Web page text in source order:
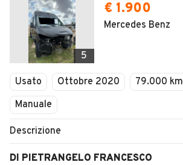
5
€ 1.900
Mercedes Benz
Usato Ottobre 2020 79.000 km
Manuale
Descrizione
DI PIETRANGELO FRANCESCO